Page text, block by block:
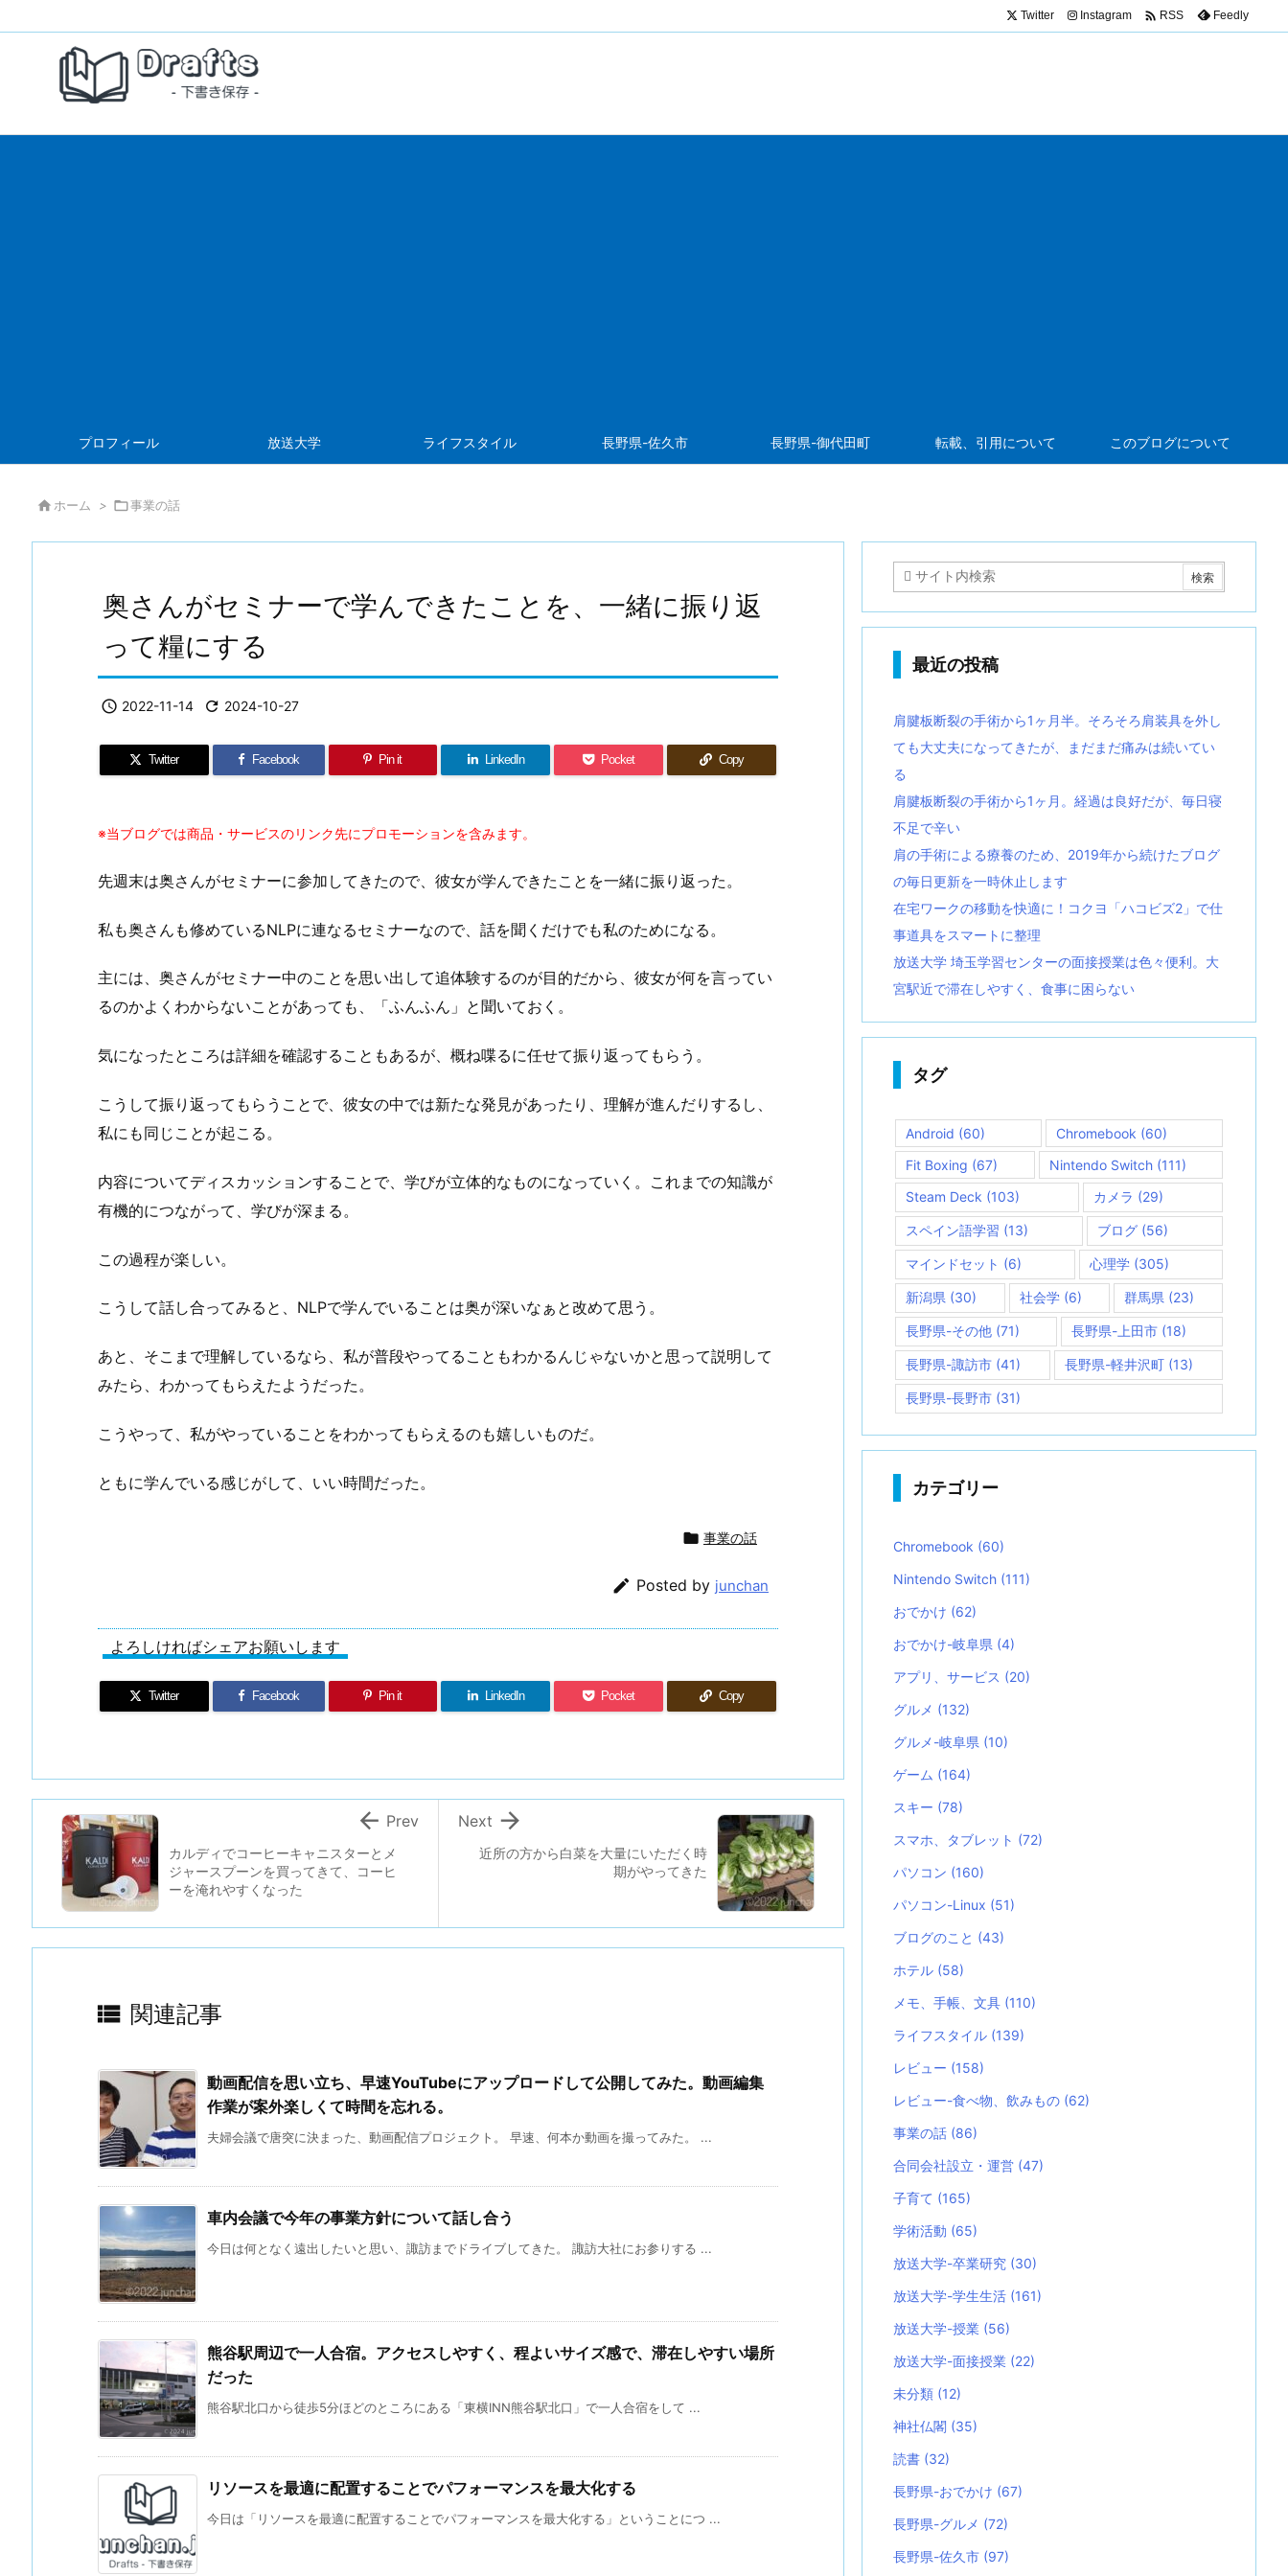
プロフィール 放送大学 ライフスタイル 長野県-佐久市 長野県-御代田町 転載、引用について このブログについて
Twitter Instagram  RSS Feedly
 ホーム > 事業の話
奥さんがセミナーで学んできたことを、一緒に振り返
って糧にする
 2022-11-14  2024-10-27
Twitter Facebook Pin it LinkedIn Pocket Copy
※当ブログでは商品・サービスのリンク先にプロモーションを含みます。
先週末は奥さんがセミナーに参加してきたので、彼女が学んできたことを一緒に振り返った。
私も奥さんも修めているNLPに連なるセミナーなので、話を聞くだけでも私のためになる。
主には、奥さんがセミナー中のことを思い出して追体験するのが目的だから、彼女が何を言ってい
るのかよくわからないことがあっても、「ふんふん」と聞いておく。
気になったところは詳細を確認することもあるが、概ね喋るに任せて振り返ってもらう。
こうして振り返ってもらうことで、彼女の中では新たな発見があったり、理解が進んだりするし、
私にも同じことが起こる。
内容についてディスカッションすることで、学びが立体的なものになっていく。これまでの知識が
有機的につながって、学びが深まる。
この過程が楽しい。
こうして話し合ってみると、NLPで学んでいることは奥が深いなぁと改めて思う。
あと、そこまで理解しているなら、私が普段やってることもわかるんじゃないかと思って説明して
みたら、わかってもらえたようだった。
こうやって、私がやっていることをわかってもらえるのも嬉しいものだ。
ともに学んでいる感じがして、いい時間だった。
 事業の話
 Posted by junchan
よろしければシェアお願いします
Twitter Facebook Pin it LinkedIn Pocket Copy
近所の方から白菜を大量にいただく時
期がやってきた

Next
カルディでコーヒーキャニスターとメ
ジャースプーンを買ってきて、コーヒ
ーを淹れやすくなった
 Prev
 関連記事
動画配信を思い立ち、早速YouTubeにアップロードして公開してみた。動画編集
作業が案外楽しくて時間を忘れる。
夫婦会議で唐突に決まった、動画配信プロジェクト。 早速、何本か動画を撮ってみた。 ...
車内会議で今年の事業方針について話し合う
今日は何となく遠出したいと思い、諏訪までドライブしてきた。 諏訪大社にお参りする ...
熊谷駅周辺で一人合宿。アクセスしやすく、程よいサイズ感で、滞在しやすい場所
だった
熊谷駅北口から徒歩5分ほどのところにある「東横INN熊谷駅北口」で一人合宿をして ...
リソースを最適に配置することでパフォーマンスを最大化する
今日は「リソースを最適に配置することでパフォーマンスを最大化する」ということにつ ...
最近の投稿
肩腱板断裂の手術から1ヶ月半。そろそろ肩装具を外し
ても大丈夫になってきたが、まだまだ痛みは続いてい
る
肩腱板断裂の手術から1ヶ月。経過は良好だが、毎日寝
不足で辛い
肩の手術による療養のため、2019年から続けたブログ
の毎日更新を一時休止します
在宅ワークの移動を快適に！コクヨ「ハコビズ2」で仕
事道具をスマートに整理
放送大学 埼玉学習センターの面接授業は色々便利。大
宮駅近で滞在しやすく、食事に困らない
タグ
Android (60) Chromebook (60)
Fit Boxing (67) Nintendo Switch(111)
Steam Deck (103) カメラ (29)
スペイン語学習 (13) ブログ (56)
マインドセット (6) 心理学 (305)
新潟県 (30) 社会学(6) 群馬県 (23)
長野県-その他 (71) 長野県-上田市(18)
長野県-諏訪市 (41) 長野県-軽井沢町 (13)
長野県-長野市 (31)
カテゴリー
Chromebook (60)
Nintendo Switch (111)
おでかけ (62)
おでかけ-岐阜県 (4)
アプリ、サービス (20)
グルメ (132)
グルメ-岐阜県 (10)
ゲーム (164)
スキー (78)
スマホ、タブレット (72)
パソコン (160)
パソコン-Linux (51)
ブログのこと (43)
ホテル (58)
メモ、手帳、文具 (110)
ライフスタイル (139)
レビュー (158)
レビュー-食べ物、飲みもの (62)
事業の話 (86)
合同会社設立・運営 (47)
子育て (165)
学術活動 (65)
放送大学-卒業研究 (30)
放送大学-学生生活 (161)
放送大学-授業 (56)
放送大学-面接授業 (22)
未分類 (12)
神社仏閣 (35)
読書 (32)
長野県-おでかけ (67)
長野県-グルメ (72)
長野県-佐久市 (97)